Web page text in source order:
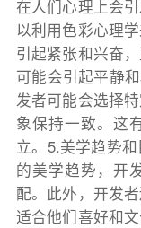
在人们心理上会
以利用色彩心理
引起紧张和兴奋
可能会引起平静
发者可能会选择
象保持一致。这
立。5.美学趋势
的美学趋势，开
配。此外，开发
适合他们喜好和